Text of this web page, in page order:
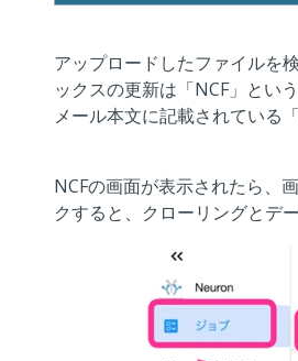
アップロードしたファイルを
ックスの更新は「NCF」とい
メール本文に記載されている
NCFの画面が表示されたら、
クすると、クローリングとデ